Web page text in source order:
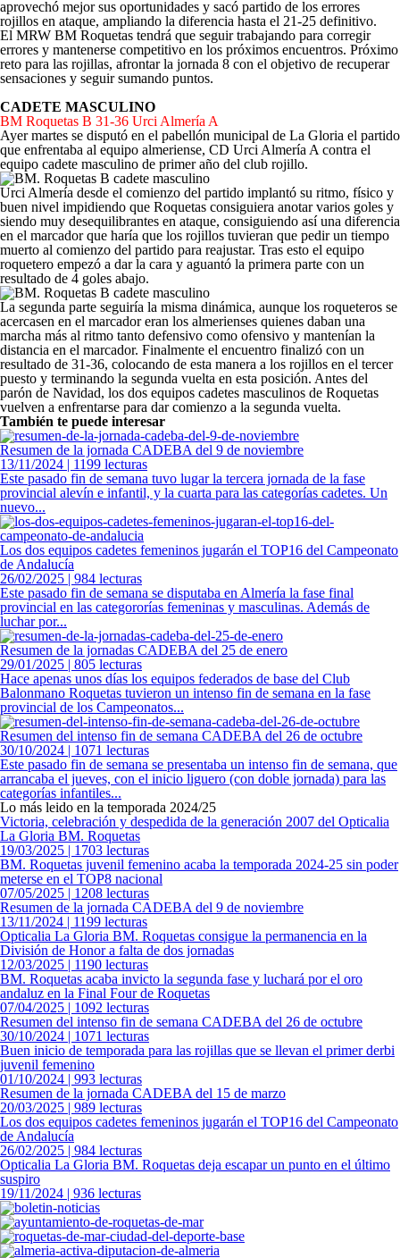
aprovechó mejor sus oportunidades y sacó partido de los errores
rojillos en ataque, ampliando la diferencia hasta el 21-25 definitivo.
El MRW BM Roquetas tendrá que seguir trabajando para corregir
errores y mantenerse competitivo en los próximos encuentros. Próximo
reto para las rojillas, afrontar la jornada 8 con el objetivo de recuperar
sensaciones y seguir sumando puntos.
CADETE MASCULINO
BM Roquetas B 31-36 Urci Almería A
Ayer martes se disputó en el pabellón municipal de La Gloria el partido
que enfrentaba al equipo almeriense, CD Urci Almería A contra el
equipo cadete masculino de primer año del club rojillo.
Urci Almería desde el comienzo del partido implantó su ritmo, físico y
buen nivel impidiendo que Roquetas consiguiera anotar varios goles y
siendo muy desequilibrantes en ataque, consiguiendo así una diferencia
en el marcador que haría que los rojillos tuvieran que pedir un tiempo
muerto al comienzo del partido para reajustar. Tras esto el equipo
roquetero empezó a dar la cara y aguantó la primera parte con un
resultado de 4 goles abajo.
La segunda parte seguiría la misma dinámica, aunque los roqueteros se
acercasen en el marcador eran los almerienses quienes daban una
marcha más al ritmo tanto defensivo como ofensivo y mantenían la
distancia en el marcador. Finalmente el encuentro finalizó con un
resultado de 31-36, colocando de esta manera a los rojillos en el tercer
puesto y terminando la segunda vuelta en esta posición. Antes del
parón de Navidad, los dos equipos cadetes masculinos de Roquetas
vuelven a enfrentarse para dar comienzo a la segunda vuelta.
También te puede interesar
Resumen de la jornada CADEBA del 9 de noviembre
13/11/2024 | 1199 lecturas
Este pasado fin de semana tuvo lugar la tercera jornada de la fase
provincial alevín e infantil, y la cuarta para las categorías cadetes. Un
nuevo...
Los dos equipos cadetes femeninos jugarán el TOP16 del Campeonato
de Andalucía
26/02/2025 | 984 lecturas
Este pasado fin de semana se disputaba en Almería la fase final
provincial en las categororías femeninas y masculinas. Además de
luchar por...
Resumen de la jornadas CADEBA del 25 de enero
29/01/2025 | 805 lecturas
Hace apenas unos días los equipos federados de base del Club
Balonmano Roquetas tuvieron un intenso fin de semana en la fase
provincial de los Campeonatos...
Resumen del intenso fin de semana CADEBA del 26 de octubre
30/10/2024 | 1071 lecturas
Este pasado fin de semana se presentaba un intenso fin de semana, que
arrancaba el jueves, con el inicio liguero (con doble jornada) para las
categorías infantiles...
Lo más leido en la temporada 2024/25
Victoria, celebración y despedida de la generación 2007 del Opticalia
La Gloria BM. Roquetas
19/03/2025 | 1703 lecturas
BM. Roquetas juvenil femenino acaba la temporada 2024-25 sin poder
meterse en el TOP8 nacional
07/05/2025 | 1208 lecturas
Resumen de la jornada CADEBA del 9 de noviembre
13/11/2024 | 1199 lecturas
Opticalia La Gloria BM. Roquetas consigue la permanencia en la
División de Honor a falta de dos jornadas
12/03/2025 | 1190 lecturas
BM. Roquetas acaba invicto la segunda fase y luchará por el oro
andaluz en la Final Four de Roquetas
07/04/2025 | 1092 lecturas
Resumen del intenso fin de semana CADEBA del 26 de octubre
30/10/2024 | 1071 lecturas
Buen inicio de temporada para las rojillas que se llevan el primer derbi
juvenil femenino
01/10/2024 | 993 lecturas
Resumen de la jornada CADEBA del 15 de marzo
20/03/2025 | 989 lecturas
Los dos equipos cadetes femeninos jugarán el TOP16 del Campeonato
de Andalucía
26/02/2025 | 984 lecturas
Opticalia La Gloria BM. Roquetas deja escapar un punto en el último
suspiro
19/11/2024 | 936 lecturas